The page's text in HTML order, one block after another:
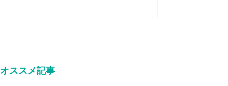
オススメ記事